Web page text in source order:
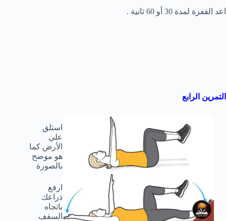
اعد القفزة لمدة 30 أو 60 ثانية .
التمرين الرابع
استلق
علي
الأرض كما
هو موضح
بالصورة
ارفع
ذراعك
باتجاه
السقف